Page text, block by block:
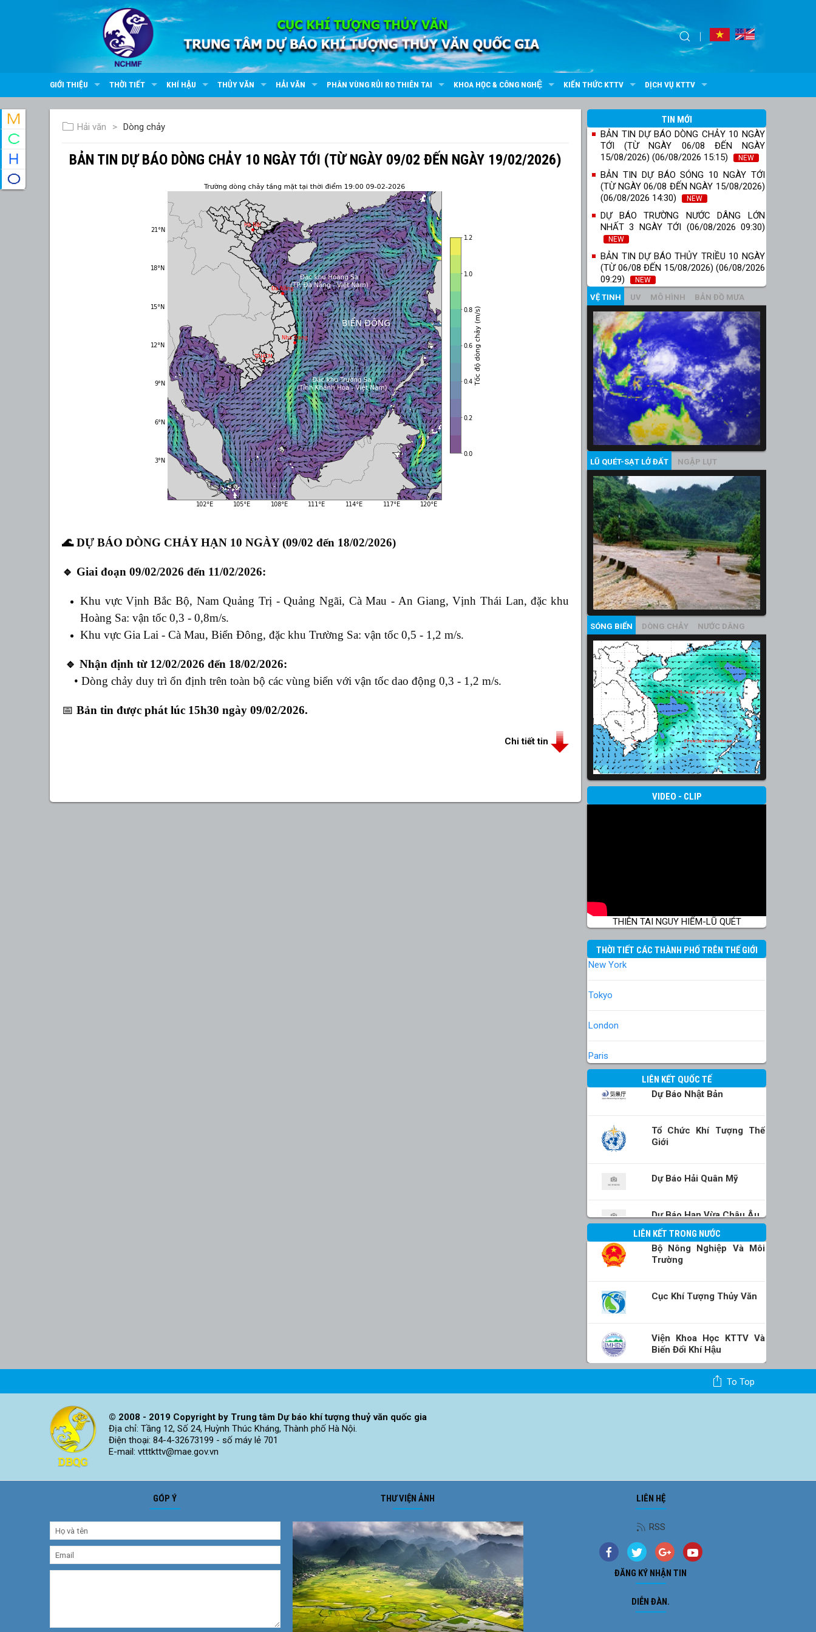
GIỚI THIỆU THỜI TIẾT KHÍ HẬU THỦY VĂN HẢI VĂN PHÂN VÙNG RỦI RO THIÊN TAI KHOA HỌC & CÔNG NGHỆ KIẾN THỨC KTTV DỊCH VỤ KTTV
Hải văn Dòng chảy
BẢN TIN DỰ BÁO DÒNG CHẢY 10 NGÀY TỚI (TỪ NGÀY 09/02 ĐẾN NGÀY 19/02/2026)
🌊DỰ BÁO DÒNG CHẢY HẠN 10 NGÀY (09/02 đến 18/02/2026)
🔹 Giai đoạn 09/02/2026 đến 11/02/2026:
Khu vực Vịnh Bắc Bộ, Nam Quảng Trị - Quảng Ngãi, Cà Mau - An Giang,Vịnh Thái Lan, đặc khu
Hoàng Sa: vận tốc 0,3 - 0,8m/s.
Khu vực Gia Lai - Cà Mau, Biển Đông, đặc khu Trường Sa: vận tốc 0,5 - 1,2 m/s.
🔹 Nhận định từ 12/02/2026 đến 18/02/2026:
• Dòng chảy duy trì ổn định trên toàn bộ các vùng biển với vận tốc dao động 0,3 - 1,2 m/s.
📅 Bản tin được phát lúc 15h30 ngày 09/02/2026.
Chi tiết tin
TIN MỚI
BẢN TIN DỰ BÁO DÒNG CHẢY 10 NGÀY
TỚI (TỪ NGÀY 06/08 ĐẾN NGÀY
15/08/2026) (06/08/2026 15:15)
NEW
BẢN TIN DỰ BÁO SÓNG 10 NGÀY TỚI
(TỪ NGÀY 06/08 ĐẾN NGÀY 15/08/2026)
(06/08/2026 14:30)
NEW
DỰ BÁO TRƯỜNG NƯỚC DÂNG LỚN
NHẤT 3 NGÀY TỚI (06/08/2026 09:30)
NEW
BẢN TIN DỰ BÁO THỦY TRIỀU 10 NGÀY
(TỪ 06/08 ĐẾN 15/08/2026) (06/08/2026
09:29)
NEW
VỆ TINH UV MÔ HÌNH BẢN ĐỒ MƯA
LŨ QUÉT-SẠT LỞ ĐẤT NGẬP LỤT
SÓNG BIỂN DÒNG CHẢY NƯỚC DÂNG
VIDEO - CLIP
THIÊN TAI NGUY HIỂM-LŨ QUÉT
THỜI TIẾT CÁC THÀNH PHỐ TRÊN THẾ GIỚI
New York
Tokyo
London
Paris
LIÊN KẾT QUỐC TẾ
Dự Báo Nhật Bản
Tổ Chức Khí Tượng Thế
Giới
Dự Báo Hải Quân Mỹ
Dự Báo Hạn Vừa Châu Âu
LIÊN KẾT TRONG NƯỚC
Bộ Nông Nghiệp Và Môi
Trường
Cục Khí Tượng Thủy Văn
Viện Khoa Học KTTV Và
Biến Đổi Khí Hậu
To Top
© 2008 - 2019 Copyright by Trung tâm Dự báo khí tượng thuỷ văn quốc gia
Địa chỉ: Tầng 12, Số 24, Huỳnh Thúc Kháng, Thành phố Hà Nội.
Điện thoại: 84-4-32673199 - số máy lẻ 701
E-mail: vtttkttv@mae.gov.vn
GÓP Ý THƯ VIỆN ẢNH LIÊN HỆ
RSS
ĐĂNG KÝ NHẬN TIN
DIỄN ĐÀN.